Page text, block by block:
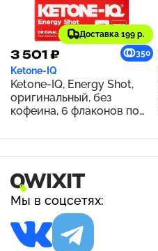
Доставка 199 р.
3 501 ₽ 350
Ketone-IQ
Ketone-IQ, Energy Shot,
оригинальный, без
кофеина, 6 флаконов по
Мы в соцсетях: